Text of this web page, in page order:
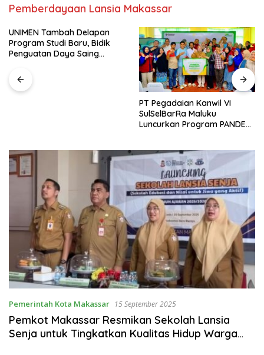
Pemberdayaan Lansia Makassar
UNIMEN Tambah Delapan
Program Studi Baru, Bidik
Penguatan Daya Saing
PT Pegadaian Kanwil VI
SulSelBarRa Maluku
Luncurkan Program PANDE
Pemerintah Kota Makassar 15 September 2025
Pemkot Makassar Resmikan Sekolah Lansia
Senja untuk Tingkatkan Kualitas Hidup Warga